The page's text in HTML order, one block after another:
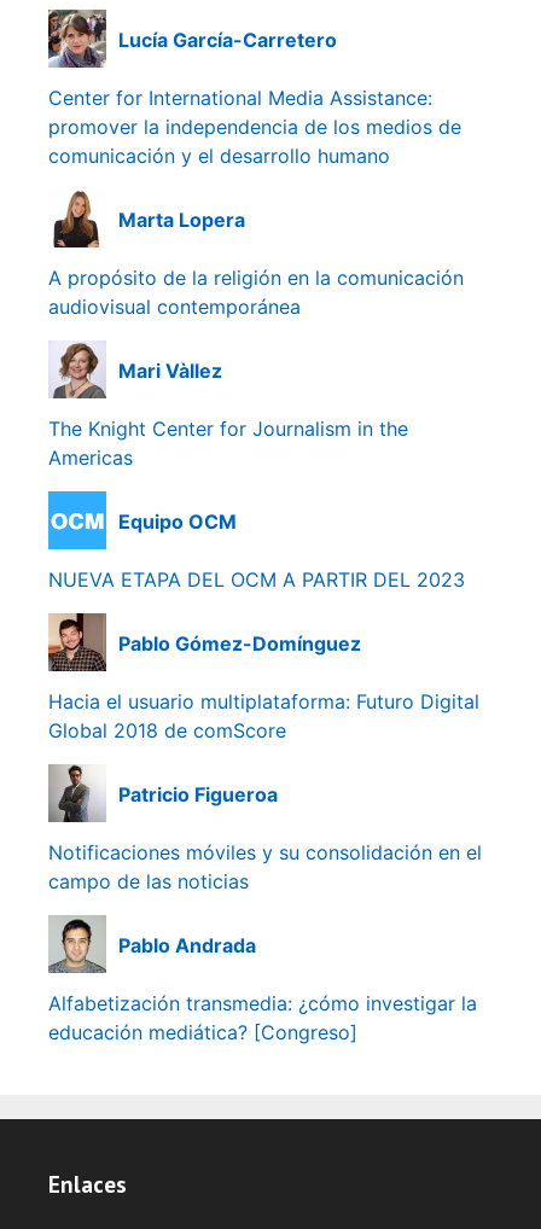
Lucía García-Carretero
Center for International Media Assistance:
promover la independencia de los medios de
comunicación y el desarrollo humano
Marta Lopera
A propósito de la religión en la comunicación
audiovisual contemporánea
Mari Vàllez
The Knight Center for Journalism in the
Americas
Equipo OCM
NUEVA ETAPA DEL OCM A PARTIR DEL 2023
Pablo Gómez-Domínguez
Hacia el usuario multiplataforma: Futuro Digital
Global 2018 de comScore
Patricio Figueroa
Notificaciones móviles y su consolidación en el
campo de las noticias
Pablo Andrada
Alfabetización transmedia: ¿cómo investigar la
educación mediática? [Congreso]
Enlaces